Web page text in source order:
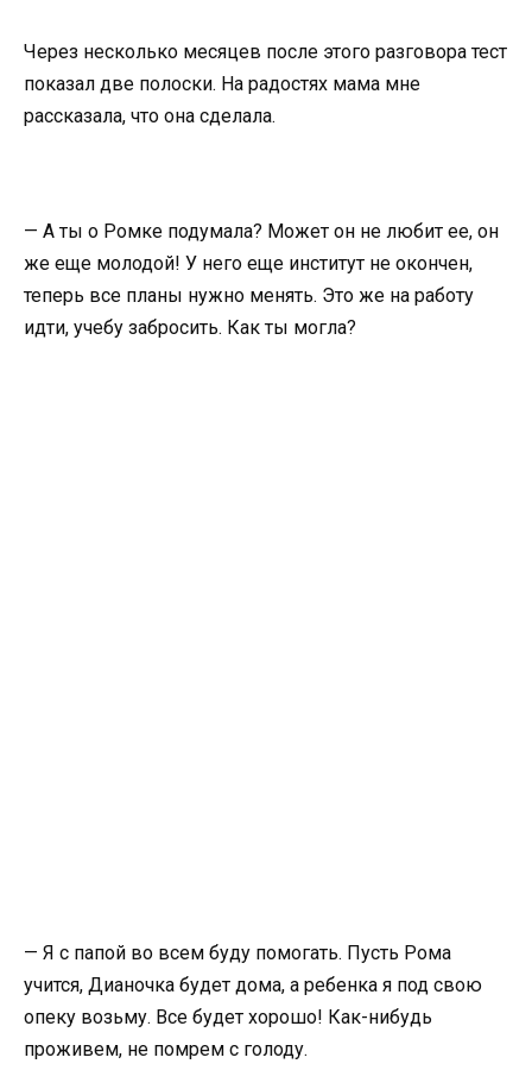
Через несколько месяцев после этого разговора тест
показал две полоски. На радостях мама мне
рассказала, что она сделала.
— А ты о Ромке подумала? Может он не любит ее, он
же еще молодой! У него еще институт не окончен,
теперь все планы нужно менять. Это же на работу
идти, учебу забросить. Как ты могла?
— Я с папой во всем буду помогать. Пусть Рома
учится, Дианочка будет дома, а ребенка я под свою
опеку возьму. Все будет хорошо! Как-нибудь
проживем, не помрем с голоду.